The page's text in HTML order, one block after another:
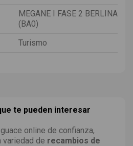
MEGANE I FASE 2 BERLINA
(BA0)
Turismo
te pueden interesar
online de confianza,
variedad de recambios de